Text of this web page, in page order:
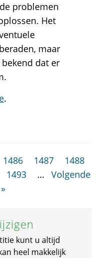
problemen
Het
maar
dat er
.
1486 1487
1488
1493 …
Volgende
kunt u altijd
heel makkelijk